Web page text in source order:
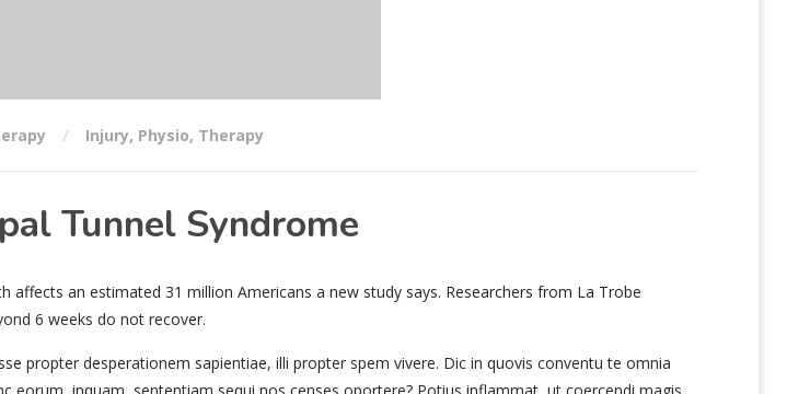
Injury, Physio, Therapy
Tunnel Syndrome
an estimated 31 million Americans a new study says. Researchers from La Trobe
6 weeks do not recover.
propter desperationem sapientiae, illi propter spem vivere. Dic in quovis conventu te omnia